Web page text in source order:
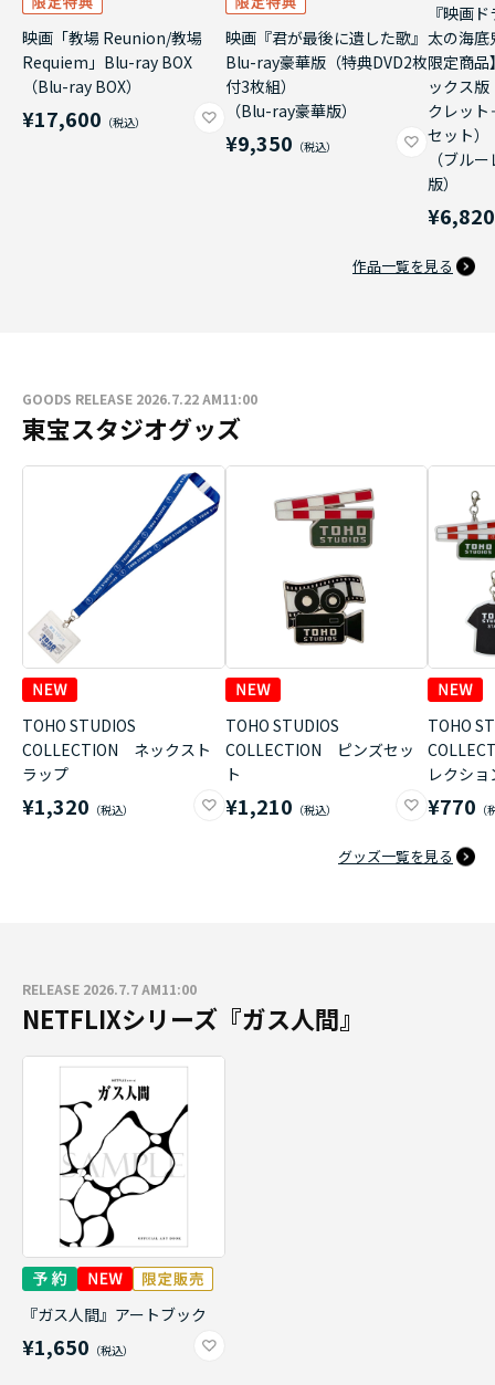
映画「教場 Reunion/教場
Requiem」Blu-ray BOX
（Blu-ray BOX）
¥17,600
映画『君が最後に遺した歌』
Blu-ray豪華版（特典DVD2枚
付3枚組）
（Blu-ray豪華版）
¥9,350
『映画
太の海底
限定商品
ックス
クレッ
セット）
（ブル
版）
¥6,820
作品一覧を見る
GOODS RELEASE 2026.7.22 AM11:00
東宝スタジオグッズ
TOHO STUDIOS
COLLECTION ネックスト
ラップ
¥1,320
TOHO STUDIOS
COLLECTION ピンズセッ
ト
¥1,210
TOHO
レクシ
¥770
グッズ一覧を見る
RELEASE 2026.7.7 AM11:00
NETFLIXシリーズ『ガス人間』
『ガス人間』アートブック
¥1,650